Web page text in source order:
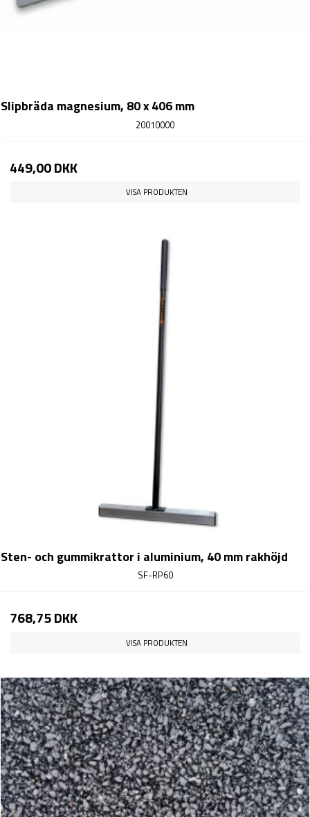
Slipbräda magnesium, 80 x 406 mm
20010000
449,00 DKK
VISA PRODUKTEN
Sten- och gummikrattor i aluminium, 40 mm rakhöjd
SF-RP60
768,75 DKK
VISA PRODUKTEN